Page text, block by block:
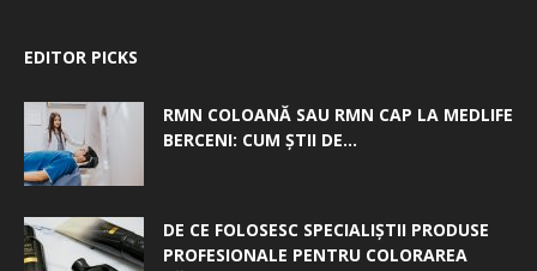
EDITOR PICKS
RMN COLOANĂ SAU RMN CAP LA MEDLIFE
BERCENI: CUM ȘTII DE...
DE CE FOLOSESC SPECIALIȘTII PRODUSE
PROFESIONALE PENTRU COLORAREA